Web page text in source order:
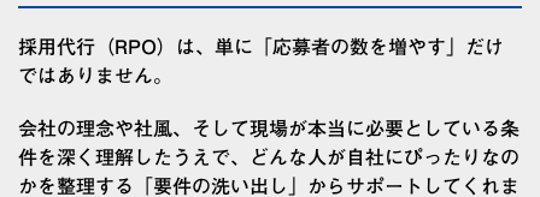
採用代行（RPO）は、単に「応募者の数を増やす」だけ
ではありません。
会社の理念や社風、そして現場が本当に必要としている条
件を深く理解したうえで、どんな人が自社にぴったりなの
かを整理する「要件の洗い出し」からサポートしてくれま